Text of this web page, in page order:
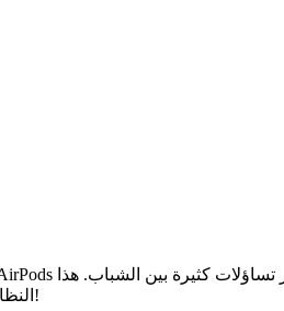
المخصص. لكن انتبه: هناك بعض القيود التي تنطبق!